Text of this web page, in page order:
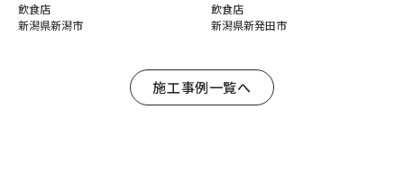
飲食店
新潟県新潟市
飲食店
新潟県新発田市
施工事例一覧へ